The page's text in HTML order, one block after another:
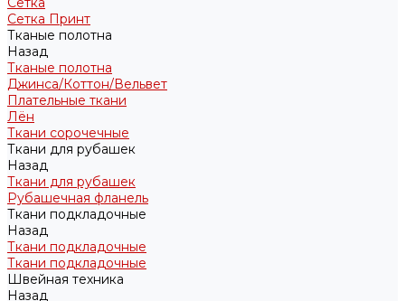
Сетка Принт
Тканые полотна
Назад
Тканые полотна
Джинса/Коттон/Вельвет
Плательные ткани
Лён
Ткани сорочечные
Ткани для рубашек
Назад
Ткани для рубашек
Рубашечная фланель
Ткани подкладочные
Назад
Ткани подкладочные
Ткани подкладочные
Швейная техника
Назад